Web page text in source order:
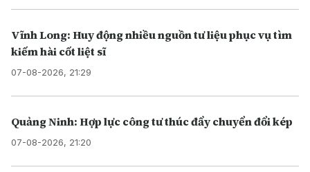
Vĩnh Long: Huy động nhiều nguồn tư liệu phục vụ tìm
kiếm hài cốt liệt sĩ
07-08-2026, 21:29
Quảng Ninh: Hợp lực công tư thúc đẩy chuyển đổi kép
07-08-2026, 21:20